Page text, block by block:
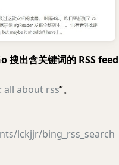
出含关键词的 RSS feed
all about rss”。
lckjjr/bing_rss_search